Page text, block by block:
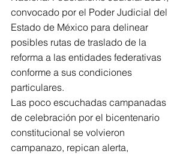
convocado por el Poder Judicial del
Estado de México para delinear
posibles rutas de traslado de la
reforma a las entidades federativas
conforme a sus condiciones
particulares.
Las poco escuchadas campanadas
de celebración por el bicentenario
constitucional se volvieron
campanazo, repican alerta,